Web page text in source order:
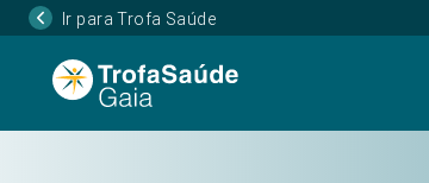
Ir para Trofa Saúde